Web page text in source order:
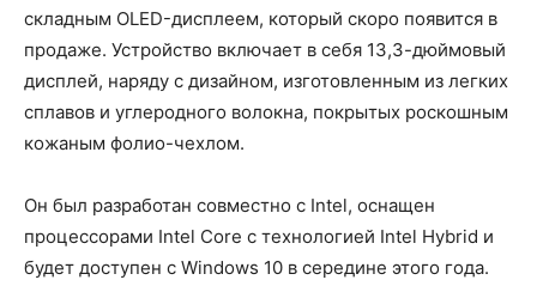
складным OLED-дисплеем, который скоро появится в
продаже. Устройство включает в себя 13,3-дюймовый
дисплей, наряду с дизайном, изготовленным из легких
сплавов и углеродного волокна, покрытых роскошным
кожаным фолио-чехлом.
Он был разработан совместно с Intel, оснащен
процессорами Intel Core с технологией Intel Hybrid и
будет доступен с Windows 10 в середине этого года.